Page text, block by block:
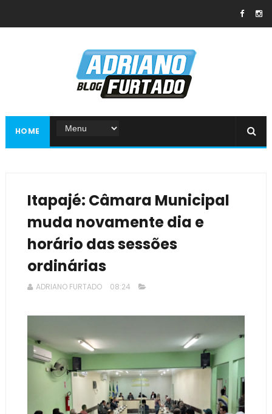
HOME
Itapajé: Câmara Municipal
muda novamente dia e
horário das sessões
ordinárias
ADRIANO FURTADO 08:24